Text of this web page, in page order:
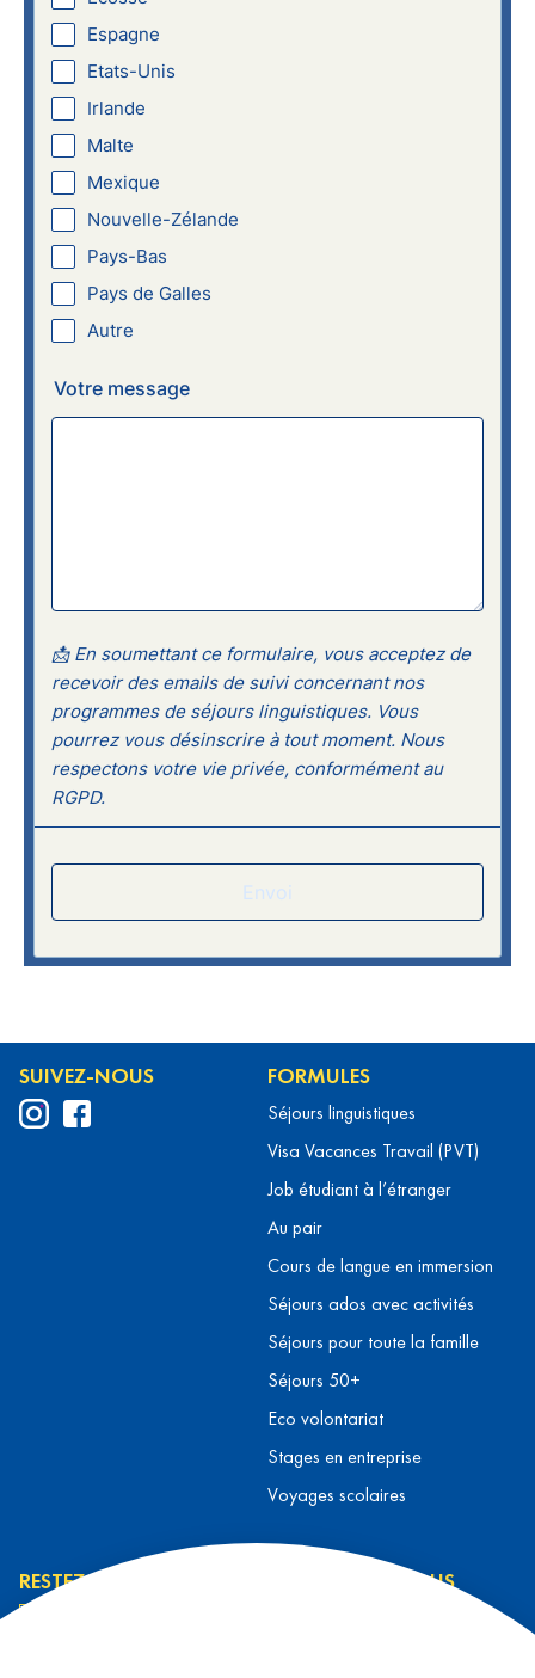
SUIVEZ-NOUS FORMULES
Séjours linguistiques
Visa Vacances Travail (PVT)
Job étudiant à l’étranger
Au pair
Cours de langue en immersion
Séjours ados avec activités
Séjours pour toute la famille
Séjours 50+
Eco volontariat
Stages en entreprise
Voyages scolaires
RESTEZ INFORMÉ CONTACTEZ-NOUS